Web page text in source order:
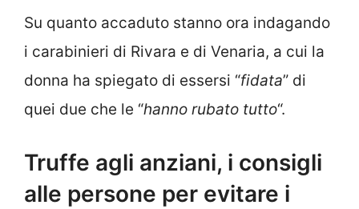
Su quanto accaduto stanno ora indagando
i carabinieri di Rivara e di Venaria, a cui la
donna ha spiegato di essersi “fidata” di
quei due che le “hanno rubato tutto“.
Truffe agli anziani, i consigli
alle persone per evitare i